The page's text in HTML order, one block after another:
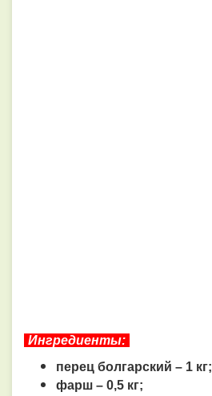
Ингредиенты:
перец болгарский – 1 кг;
фарш – 0,5 кг;